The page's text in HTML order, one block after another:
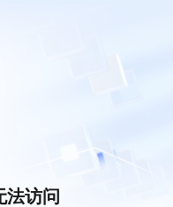
法访问